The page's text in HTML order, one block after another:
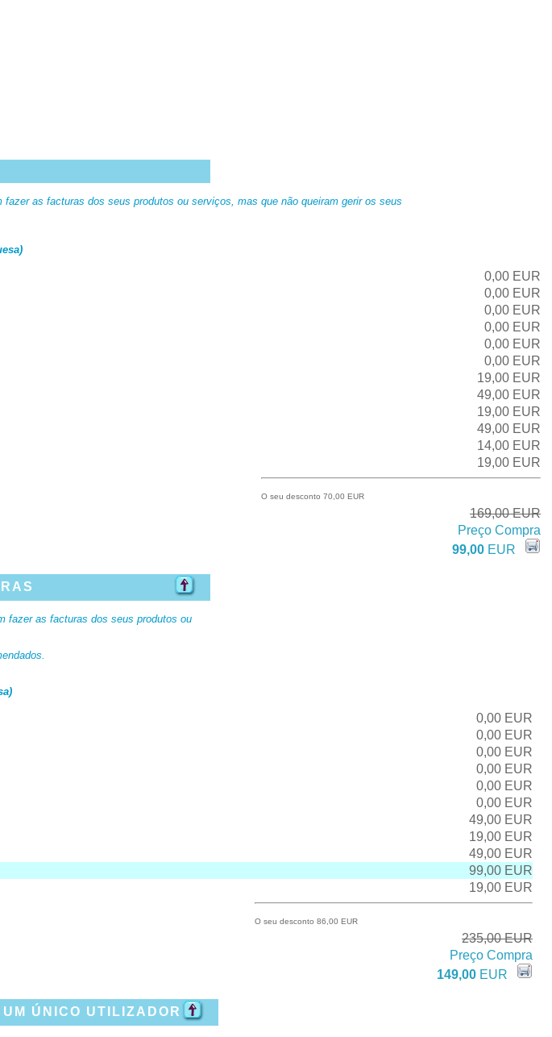
as facturas dos seus produtos ou serviços, mas que não queiram gerir os seus
0,00 EUR
0,00 EUR
0,00 EUR
0,00 EUR
0,00 EUR
0,00 EUR
19,00 EUR
49,00 EUR
19,00 EUR
49,00 EUR
14,00 EUR
19,00 EUR
O seu desconto 70,00 EUR
169,00 EUR
Preço Compra
99,00 EUR
fazer as facturas dos seus produtos ou
0,00 EUR
0,00 EUR
0,00 EUR
0,00 EUR
0,00 EUR
0,00 EUR
49,00 EUR
19,00 EUR
49,00 EUR
99,00 EUR
19,00 EUR
O seu desconto 86,00 EUR
235,00 EUR
Preço Compra
149,00 EUR
ÚNICO UTILIZADOR